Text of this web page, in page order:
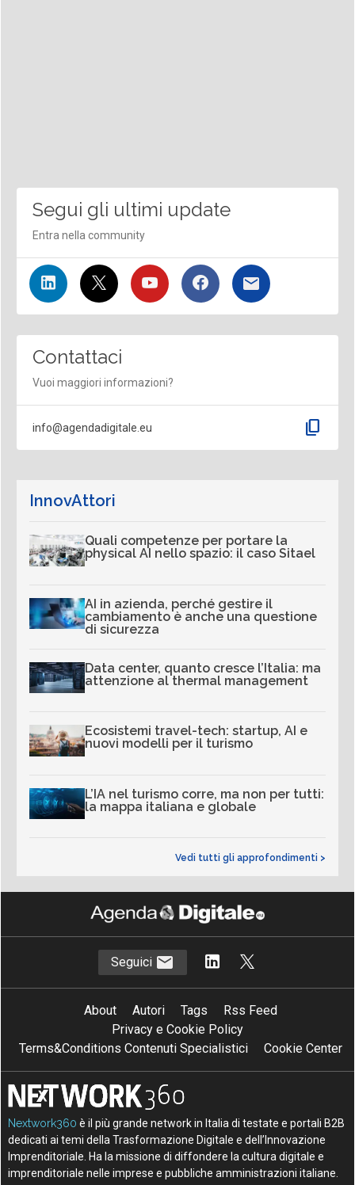
Segui gli ultimi update
Entra nella community
Contattaci
Vuoi maggiori informazioni?
info@agendadigitale.eu content_copy
InnovAttori
Quali competenze per portare la
physical AI nello spazio: il caso Sitael
AI in azienda, perché gestire il
cambiamento è anche una questione
di sicurezza
Data center, quanto cresce l’Italia: ma
attenzione al thermal management
Ecosistemi travel-tech: startup, AI e
nuovi modelli per il turismo
L’IA nel turismo corre, ma non per tutti:
la mappa italiana e globale
Vedi tutti gli approfondimenti >
Seguici
About Autori Tags
Rss Feed
Privacy e Cookie Policy
Terms&Conditions Contenuti Specialistici
Cookie Center
Nextwork360 è il più grande network in Italia di testate e portali B2B
dedicati ai temi della Trasformazione Digitale e dell’Innovazione
Imprenditoriale. Ha la missione di diffondere la cultura digitale e
imprenditoriale nelle imprese e pubbliche amministrazioni italiane.